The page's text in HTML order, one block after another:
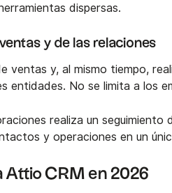
dispersas.
y de las relaciones
y, al mismo tiempo,
entidades. No se limita a los
realiza un seguimiento
y operaciones en un
Attio CRM en 2026